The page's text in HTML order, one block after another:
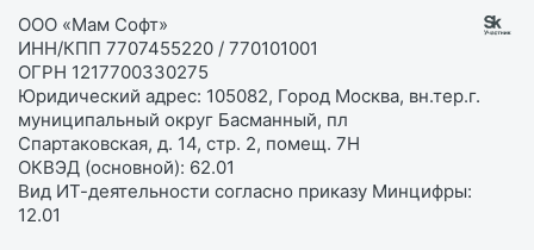
ООО «Мам Софт»
ИНН/КПП 7707455220 / 770101001
ОГРН 1217700330275
Юридический адрес: 105082, Город Москва, вн.тер.г.
муниципальный округ Басманный, пл
Спартаковская, д. 14, стр. 2, помещ. 7Н
ОКВЭД (основной): 62.01
Вид ИТ-деятельности согласно приказу Минцифры:
12.01